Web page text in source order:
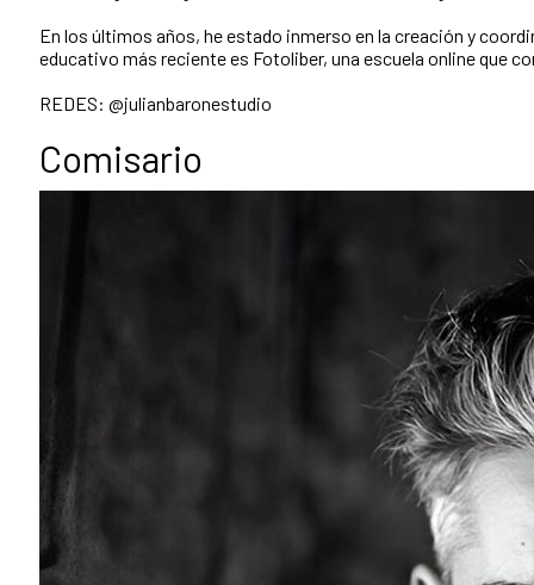
En los últimos años, he estado inmerso en la creación y
educativo más reciente es Fotoliber, una escuela online que
REDES: @julianbaronestudio
Comisario